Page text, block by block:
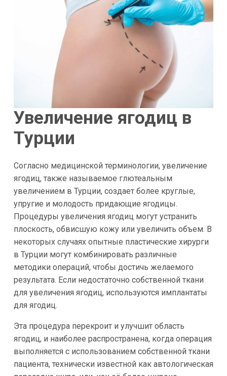
Увеличение ягодиц в
Турции
Согласно медицинской терминологии, увеличение
ягодиц, также называемое глютеальным
увеличением в Турции, создает более круглые,
упругие и молодость придающие ягодицы.
Процедуры увеличения ягодиц могут устранить
плоскость, обвисшую кожу или увеличить объем. В
некоторых случаях опытные пластические хирурги
в Турции могут комбинировать различные
методики операций, чтобы достичь желаемого
результата. Если недостаточно собственной ткани
для увеличения ягодиц, используются имплантаты
для ягодиц.
Эта процедура перекроит и улучшит область
ягодиц, и наиболее распространена, когда операция
выполняется с использованием собственной ткани
пациента, технически известной как автологическая